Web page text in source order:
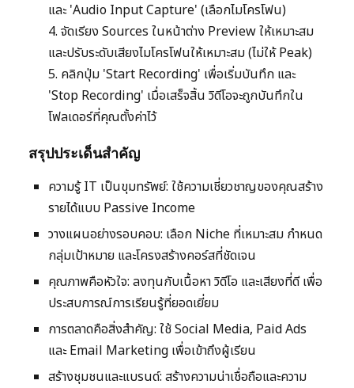
และ 'Audio Input Capture' (เลือกไมโครโฟน)
4. จัดเรียง Sources ในหน้าต่าง Preview ให้เหมาะสม
และปรับระดับเสียงไมโครโฟนให้เหมาะสม (ไม่ให้ Peak)
5. คลิกปุ่ม 'Start Recording' เพื่อเริ่มบันทึก และ
'Stop Recording' เมื่อเสร็จสิ้น วิดีโอจะถูกบันทึกใน
โฟลเดอร์ที่คุณตั้งค่าไว้
สรุปประเด็นสำคัญ
ความรู้ IT เป็นขุมทรัพย์: ใช้ความเชี่ยวชาญของคุณสร้าง
รายได้แบบ Passive Income
วางแผนอย่างรอบคอบ: เลือก Niche ที่เหมาะสม กำหนด
กลุ่มเป้าหมาย และโครงสร้างคอร์สที่ชัดเจน
คุณภาพคือหัวใจ: ลงทุนกับเนื้อหา วิดีโอ และเสียงที่ดี เพื่อ
ประสบการณ์การเรียนรู้ที่ยอดเยี่ยม
การตลาดคือสิ่งสำคัญ: ใช้ Social Media, Paid Ads
และ Email Marketing เพื่อเข้าถึงผู้เรียน
สร้างชุมชนและแบรนด์: สร้างความน่าเชื่อถือและความ